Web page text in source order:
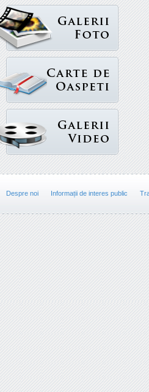
Despre noi Informații de interes public